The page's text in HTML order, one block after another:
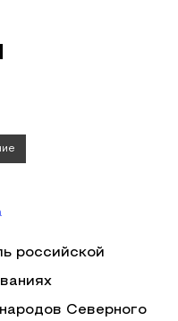
российской
Северного